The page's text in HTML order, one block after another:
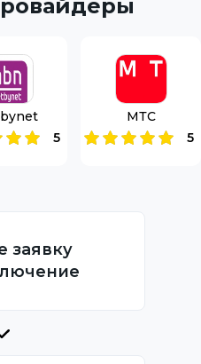
5
МТС
5
заявку